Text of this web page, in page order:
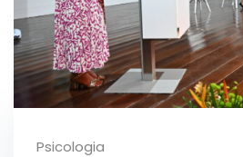
Psicologia